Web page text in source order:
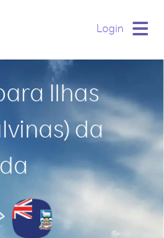
Login
Ilhas
da